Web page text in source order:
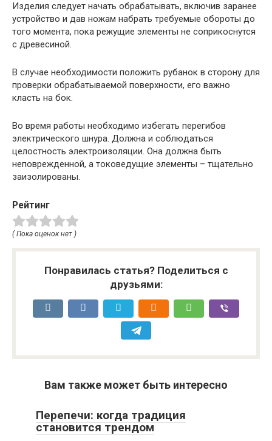
Изделия следует начать обрабатывать, включив заранее
устройство и дав ножам набрать требуемые обороты до
того момента, пока режущие элементы не соприкоснутся
с древесиной.
В случае необходимости положить рубанок в сторону для
проверки обрабатываемой поверхности, его важно
класть на бок.
Во время работы необходимо избегать перегибов
электрического шнура. Должна и соблюдаться
целостность электроизоляции. Она должна быть
неповрежденной, а токоведущие элементы – тщательно
заизолированы.
Рейтинг
( Пока оценок нет )
Понравилась статья? Поделиться с
друзьями:
Вам также может быть интересно
Перепечи: когда традиция
становится трендом